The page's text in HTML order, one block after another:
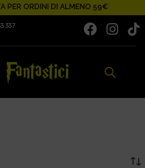
PER ORDINI DI ALMENO 59€
337